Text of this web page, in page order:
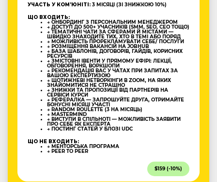
УЧАСТЬ У КОМʼЮНІТІ: 3 МІСЯЦІ (ЗІ ЗНИЖКОЮ 10%)
ЩО ВХОДИТЬ:
→ ОНБОРДИНГ З ПЕРСОНАЛЬНИМ МЕНЕДЖЕРОМ
→ ДОСТУП ДО 500+ УЧАСНИКІВ (SMM, SEO, CEO ТОЩО)
→ ТЕМАТИЧНІ ЧАТИ ЗА СФЕРАМИ Й МІСТАМИ —
ШВИДКО ЗНАХОДИТЕ ТИХ, ХТО В ТЕМІ АБО ПОРЯД
→ МОЖЛИВІСТЬ ПРОРЕКЛАМУВАТИ СЕБЕ/ ПОСЛУГИ
→ РОЗМІЩЕННЯ ВАКАНСІЙ НА JOBHUB
→ БАЗА ШАБЛОНІВ, ДОГОВОРІВ, ГАЙДІВ, КОРИСНИХ
РЕСУРСІВ
→ ЗМІСТОВНІ ІВЕНТИ У ПРЯМОМУ ЕФІРІ: ЛЕКЦІЇ,
ОБГОВОРЕННЯ, ВОРКШОПИ
→ РЕКОМЕНДАЦІЯ ВАС У ЧАТАХ ПРИ ЗАПИТАХ ЗА
ВАШОЮ ЕКСПЕРТИЗОЮ
→ ЩОТИЖНЕВІ НЕТВОРКІНГИ В ZOOM, НА ЯКИХ
ЗНАЙОМИТИСЯ НЕ СТРАШНО
→ ЗНИЖКИ ТА ПРОПОЗИЦІЇ ВІД ПАРТНЕРІВ НА
СЕРВІСИ КУРСИ
→ РЕФЕРАЛКА — ЗАПРОШУЙТЕ ДРУГА, ОТРИМАЙТЕ
БОНУСНІ МІСЯЦІ УЧАСТІ
→ RANDOM ROULETTE (3 НА МІСЯЦЬ)
→ MASTERMIND
→ ВИСТУПИ В СПІЛЬНОТІ — МОЖЛИВІСТЬ ЗАЯВИТИ
ПРО СЕБЕ ЯК ЕКСПЕРТА
→ ПОСТИНГ СТАТЕЙ У БЛОЗІ UDC
ЩО НЕ ВХОДИТЬ:
→ МЕНТОРСЬКА ПРОГРАМА
→ PEER TO PEER
$159 (-10%)